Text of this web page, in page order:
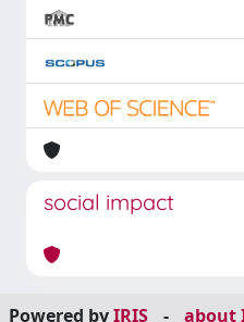
social impact
Powered byIRIS - about